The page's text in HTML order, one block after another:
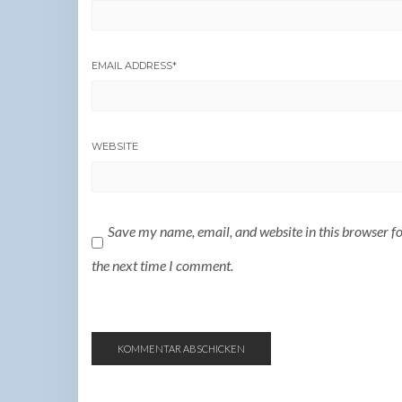
EMAIL ADDRESS*
WEBSITE
Save my name, email, and website in this browser
the next time I comment.